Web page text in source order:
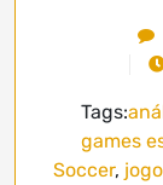
Tags:
games
Soccer,